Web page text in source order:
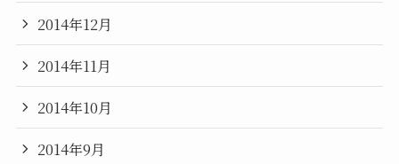
2014年12月
2014年11月
2014年10月
2014年9月